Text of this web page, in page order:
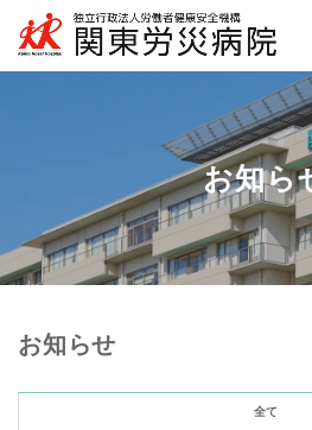
お知ら
お知らせ
全て